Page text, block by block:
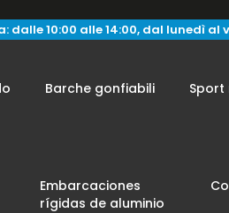
dalle 10:00 alle 14:00, dal lunedì
Barche gonfiabili Sport
Embarcaciones
rígidas de aluminio